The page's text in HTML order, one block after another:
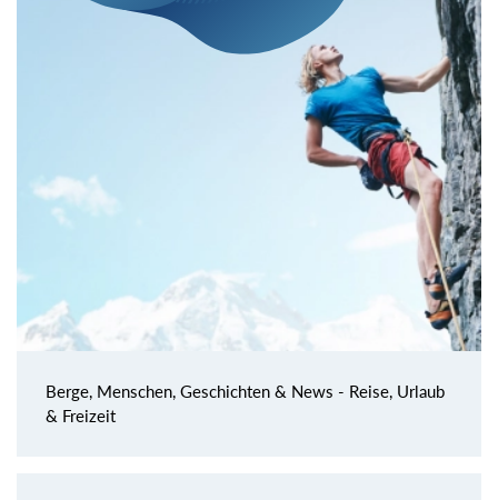
Berge, Menschen, Geschichten & News - Reise, Urlaub
& Freizeit